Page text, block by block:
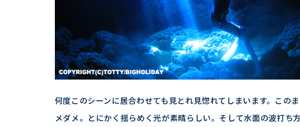
何度このシーンに居合わせても見とれ見惚れてしまいます。この
メダメ。とにかく揺らめく光が素晴らしい。そして水面の波打ち